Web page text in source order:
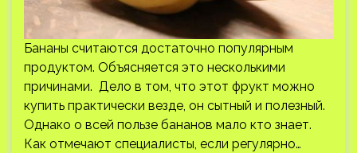
Бананы считаются достаточно популярным
продуктом. Объясняется это несколькими
причинами. Дело в том, что этот фрукт можно
купить практически везде, он сытный и полезный.
Однако о всей пользе бананов мало кто знает.
Как отмечают специалисты, если регулярно…